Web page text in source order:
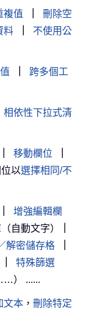
複值
刪除空
料
不使用公
跨多個工
相依性下拉式清
移動欄位
以選擇相同/不
增強編輯欄
（自動文字）
解密儲存格
特殊篩選
） ......
文本 ， 刪除特定